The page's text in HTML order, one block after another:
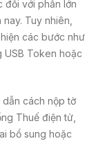
đối với phần lớn
Tuy nhiên,
các bước như
USB Token hoặc
dẫn cách nộp tờ
Thuế điện tử,
bổ sung hoặc